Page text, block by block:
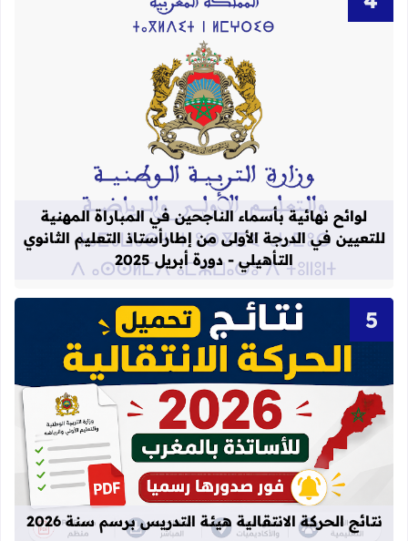
قراءة المزيد عن لوائح نهائية بأسماء
لوائح نهائية بأسماء الناجحين في المباراة المهنية
للتعيين في الدرجة الأولى من إطارأستاذ التعليم الثانوي
التأهيلي - دورة أبريل 2025
قراءة المزيد عن نتائج الحركة
نتائج الحركة الانتقالية هيئة التدريس برسم سنة 2026